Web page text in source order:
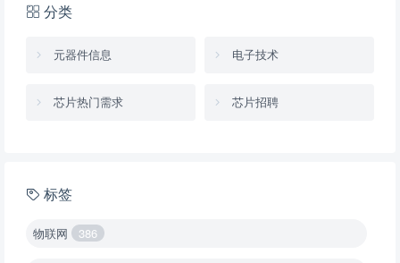
分类
元器件信息 电子技术
芯片热门需求 芯片招聘
标签
物联网 386